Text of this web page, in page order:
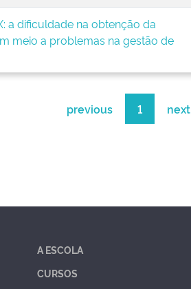
a dificuldade na obtenção da
meio a problemas na gestão de
previous 1 next
A ESCOLA
CURSOS